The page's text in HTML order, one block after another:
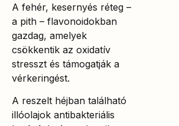
A fehér, kesernyés réteg –
a pith – flavonoidokban
gazdag, amelyek
csökkentik az oxidatív
stresszt és támogatják a
vérkeringést.
A reszelt héjban található
illóolajok antibakteriális